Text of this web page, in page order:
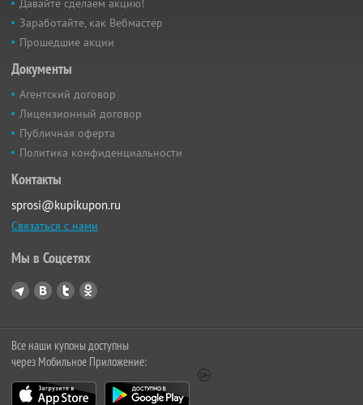
Давайте сделаем акцию!
Заработайте, как Вебмастер
Прошедшие акции
Документы
Агентский договор
Лицензионный договор
Публичная оферта
Политика конфиденциальности
Контакты
sprosi@kupikupon.ru
Связаться с нами
Мы в Соцсетях
Все наши купоны доступны
через Мобильное Приложение: